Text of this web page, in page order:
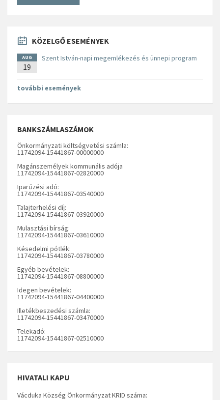
KÖZELGŐ ESEMÉNYEK
AUG
19
Szent István-napi megemlékezés és ünnepi program
további események
BANKSZÁMLASZÁMOK
Önkormányzati költségvetési számla:
11742094-15441867-00000000
Magánszemélyek kommunális adója
11742094-15441867-02820000
Iparűzési adó:
11742094-15441867-03540000
Talajterhelési díj:
11742094-15441867-03920000
Mulasztási bírság:
11742094-15441867-03610000
Késedelmi pótlék:
11742094-15441867-03780000
Egyéb bevételek:
11742094-15441867-08800000
Idegen bevételek:
11742094-15441867-04400000
Illetékbeszedési számla:
11742094-15441867-03470000
Telekadó:
11742094-15441867-02510000
HIVATALI KAPU
Vácduka Község Önkormányzat KRID száma: